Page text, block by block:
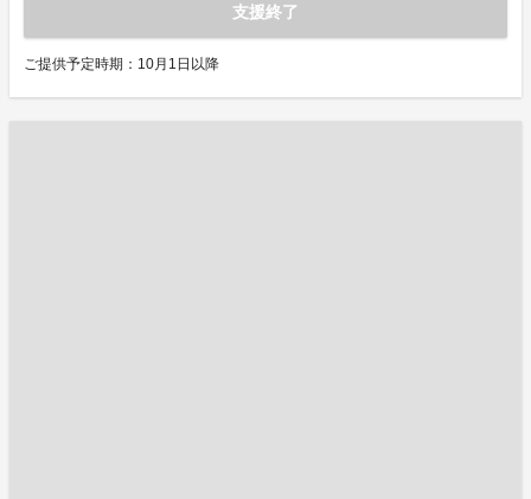
支援終了
ご提供予定時期：10月1日以降